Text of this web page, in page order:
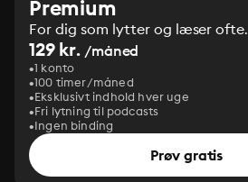
Premium
For dig som lytter og læser ofte.
129 kr. /måned
1 konto
100 timer/måned
Eksklusivt indhold hver uge
Fri lytning til podcasts
Ingen binding
Prøv gratis